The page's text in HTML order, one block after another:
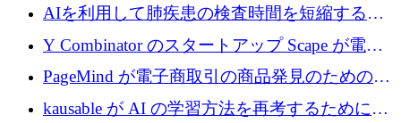
AIを利用して肺疾患の検査時間を短縮する英
国のヘルステック挑戦者が1900万ドルを獲得
Y Combinator のスタートアップ Scape が電子
メールを再考するために 320 万ドルを調達し
てステルスから浮上
PageMind が電子商取引の商品発見のための
AI を拡張するために 120 万ユーロを調達
kausable が AI の学習方法を再考するために